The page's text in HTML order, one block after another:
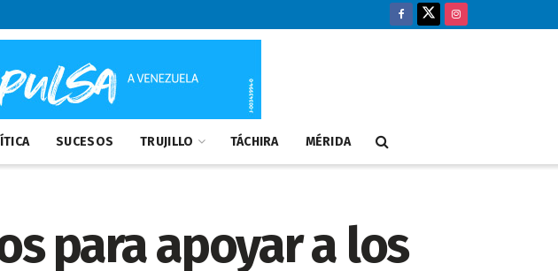
SUCESOS TRUJILLO TÁCHIRA MÉRIDA
para apoyar a los